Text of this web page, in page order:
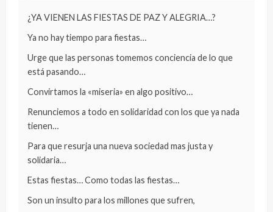
¿YA VIENEN LAS FIESTAS DE PAZ Y ALEGRIA…?
Ya no hay tiempo para fiestas…
Urge que las personas tomemos conciencia de lo que
está pasando…
Convirtamos la «miseria» en algo positivo…
Renunciemos a todo en solidaridad con los que ya nada
tienen…
Para que resurja una nueva sociedad mas justa y
solidaria…
Estas fiestas… Como todas las fiestas…
Son un insulto para los millones que sufren,